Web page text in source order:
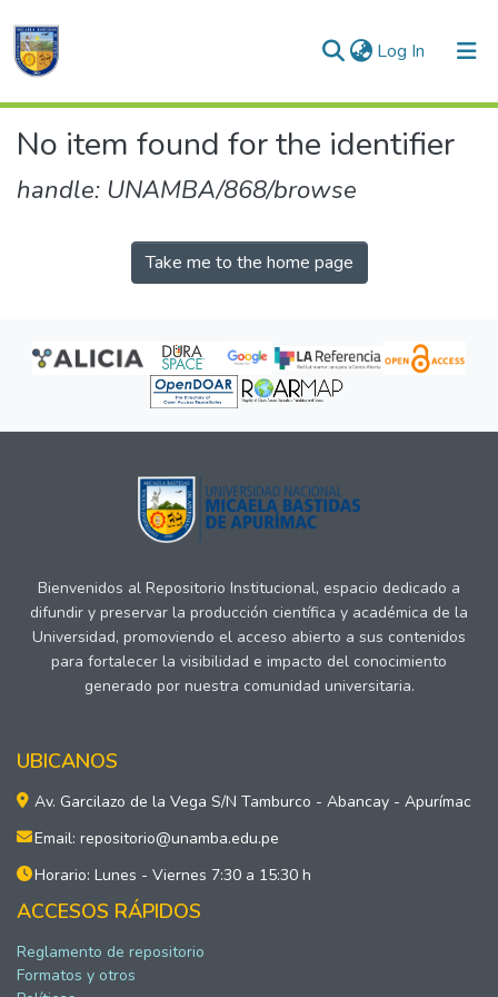
Log In (current)
Communities & Collections
No item found for the identifier
handle: UNAMBA/868/browse
Take me to the home page
Bienvenidos al Repositorio Institucional, espacio dedicado a
difundir y preservar la producción científica y académica de la
Universidad, promoviendo el acceso abierto a sus contenidos
para fortalecer la visibilidad e impacto del conocimiento
generado por nuestra comunidad universitaria.
UBICANOS
Av. Garcilazo de la Vega S/N Tamburco - Abancay - Apurímac
Email: repositorio@unamba.edu.pe
Horario: Lunes - Viernes 7:30 a 15:30 h
ACCESOS RÁPIDOS
Reglamento de repositorio
Formatos y otros